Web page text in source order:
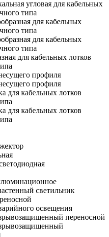
угловая для кабельных
типа
для кабельных
типа
для кабельных
типа
для кабельных лотков
профиля
профиля
для кабельных лотков
для кабельных лотков
светильник
освещения
переносной